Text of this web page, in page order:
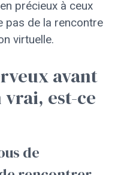
précieux à ceux
pas de la rencontre
virtuelle.
avant
est-ce
de